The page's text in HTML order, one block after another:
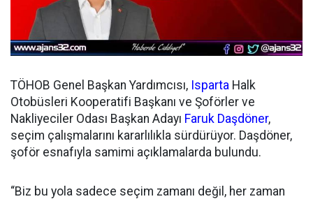
TÖHOB Genel Başkan Yardımcısı, Isparta Halk
Otobüsleri Kooperatifi Başkanı ve Şoförler ve
Nakliyeciler Odası Başkan Adayı Faruk Daşdöner,
seçim çalışmalarını kararlılıkla sürdürüyor. Daşdöner,
şoför esnafıyla samimi açıklamalarda bulundu.
“Biz bu yola sadece seçim zamanı değil, her zaman